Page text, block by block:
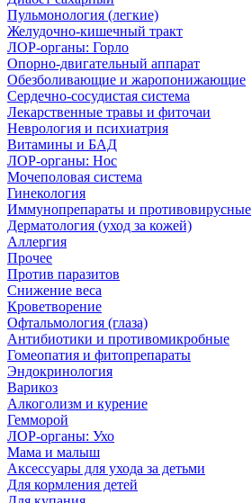
Пульмонология (легкие)
Желудочно-кишечный тракт
ЛОР-органы: Горло
Опорно-двигательный аппарат
Обезболивающие и жаропонижающие
Сердечно-сосудистая система
Лекарственные травы и фиточаи
Неврология и психиатрия
Витамины и БАД
ЛОР-органы: Нос
Мочеполовая система
Гинекология
Иммунопрепараты и противовирусные
Дерматология (уход за кожей)
Аллергия
Прочее
Против паразитов
Снижение веса
Кроветворение
Офтальмология (глаза)
Антибиотики и противомикробные
Гомеопатия и фитопрепараты
Эндокринология
Варикоз
Алкоголизм и курение
Гемморой
ЛОР-органы: Ухо
Мама и малыш
Аксессуары для ухода за детьми
Для кормления детей